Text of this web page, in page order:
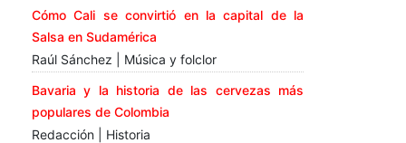
Cómo Cali se convirtió en la capital de la
Salsa en Sudamérica
Raúl Sánchez | Música y folclor
Bavaria y la historia de las cervezas más
populares de Colombia
Redacción | Historia